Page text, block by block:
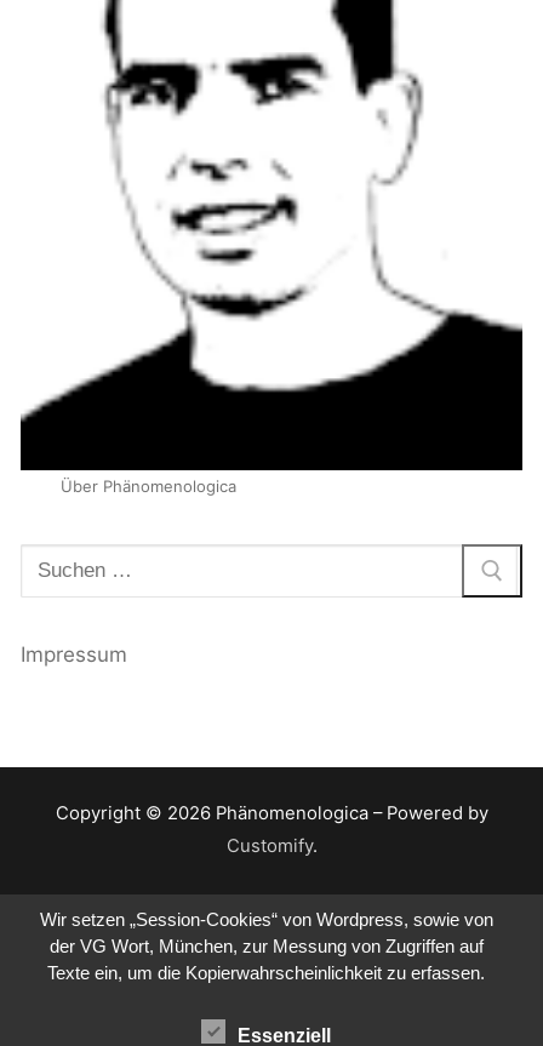
Über Phänomenologica
Suchen
nach:
Impressum
Copyright © 2026 Phänomenologica – Powered by
Customify.
Wir setzen „Session-Cookies“ von Wordpress, sowie von
der VG Wort, München, zur Messung von Zugriffen auf
Texte ein, um die Kopierwahrscheinlichkeit zu erfassen.
Essenziell